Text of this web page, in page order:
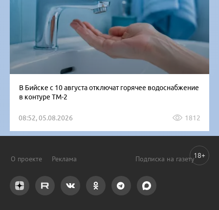
В Бийске с 10 августа отключат горячее водоснабжение
в контуре ТМ-2
08:52, 05.08.2026 1812
О проекте Реклама Подписка на газету18+